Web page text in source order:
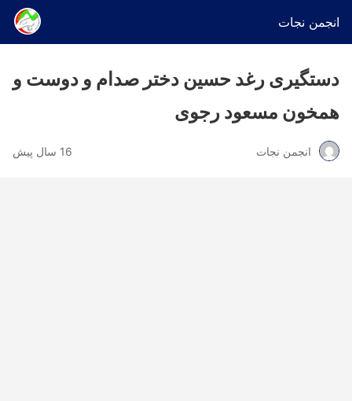
انجمن نجات
دستگیری رغد حسین دختر صدام و دوست و
همخون مسعود رجوی
انجمن نجات 16 سال پیش